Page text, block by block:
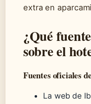
extra en
¿Qué
sobre el
Fuentes oficiales
La web de